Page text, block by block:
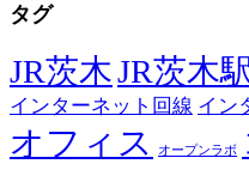
タグ
JR茨木JR茨木
インターネット回線 イン
オフィス オープンラボ